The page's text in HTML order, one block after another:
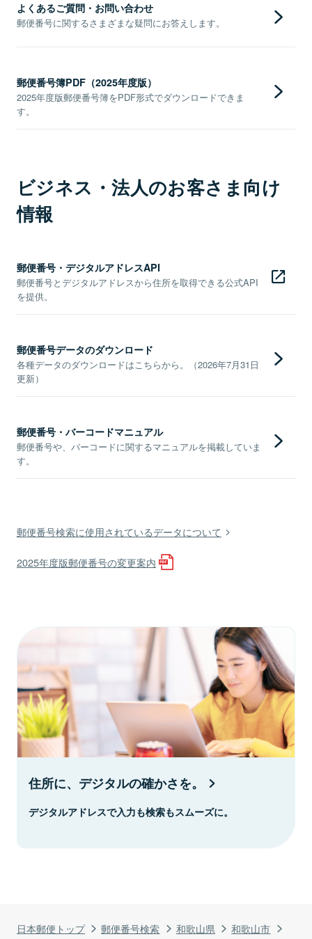
日本郵便トップ 郵便番号検索 和歌山県
和歌山市
よくあるご質問・お問い合わせ
郵便番号に関するさまざまな疑問にお答えします。
郵便番号簿PDF（2025年度版）
2025年度版郵便番号簿をPDF形式でダウンロードできま
す。
ビジネス・法人のお客さま向け
情報
郵便番号・デジタルアドレスAPI
郵便番号とデジタルアドレスから住所を取得できる公式API
を提供。
郵便番号データのダウンロード
各種データのダウンロードはこちらから。（2026年7月31日
更新）
郵便番号・バーコードマニュアル
郵便番号や、バーコードに関するマニュアルを掲載していま
す。
郵便番号検索に使用されているデータについて
2025年度版郵便番号の変更案内
住所に、デジタルの確かさを。
デジタルアドレスで入力も検索もスムーズに。